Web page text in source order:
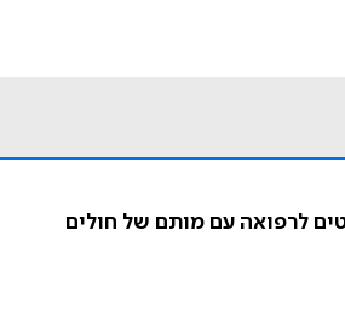
לרפואה עם מותם של חולים